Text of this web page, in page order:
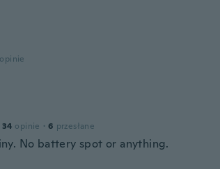
opinie
34 opinie · 6 przesłane
No battery spot or anything.